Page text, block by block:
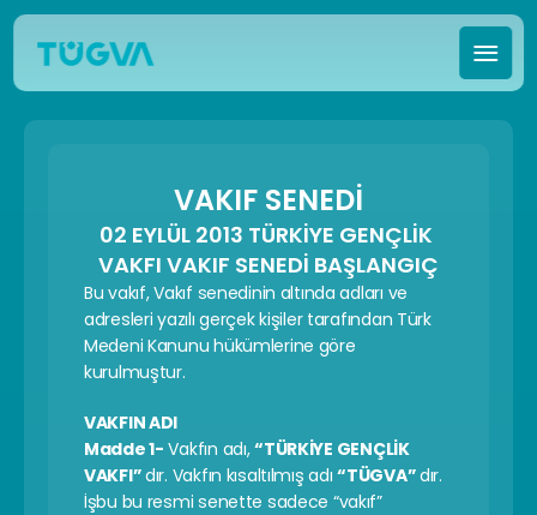
VAKIF SENEDİ
02 EYLÜL 2013 TÜRKİYE GENÇLİK
VAKFI VAKIF SENEDİ BAŞLANGIÇ
Bu vakıf, Vakıf senedinin altında adları ve
adresleri yazılı gerçek kişiler tarafından Türk
Medeni Kanunu hükümlerine göre
kurulmuştur.
VAKFIN ADI
Madde 1- Vakfın adı, “TÜRKİYE GENÇLİK
VAKFI” dır. Vakfın kısaltılmış adı “TÜGVA” dır.
İşbu bu resmi senette sadece “vakıf”